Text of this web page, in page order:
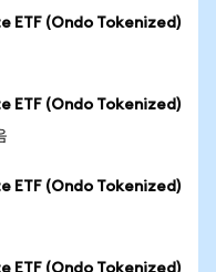
ETF (Ondo Tokenized)
ETF (Ondo Tokenized)
ETF (Ondo Tokenized)
ETF (Ondo Tokenized)